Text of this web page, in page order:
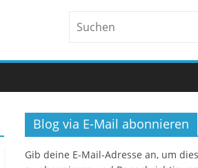
Blog via E-Mail abonnieren
Gib deine E-Mail-Adresse an, um